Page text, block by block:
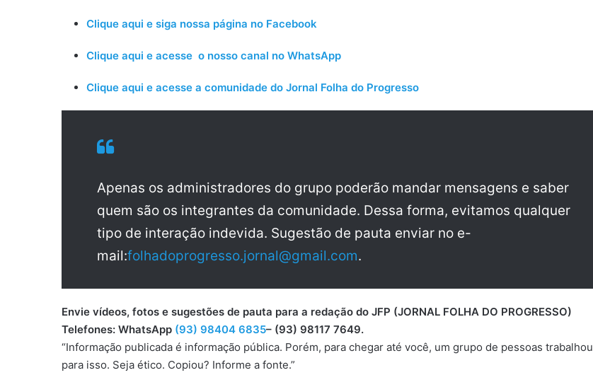
Clique aqui e siga nossa página no Facebook
Clique aqui e acesse o nosso canal no WhatsApp
Clique aqui e acesse a comunidade do Jornal Folha do Progresso
Apenas os administradores do grupo poderão mandar mensagens e saber
quem são os integrantes da comunidade. Dessa forma, evitamos qualquer
tipo de interação indevida. Sugestão de pauta enviar no e-
mail:folhadoprogresso.jornal@gmail.com.
Envie vídeos, fotos e sugestões de pauta para a redação do JFP (JORNAL FOLHA DO PROGRESSO)
Telefones: WhatsApp (93) 98404 6835– (93) 98117 7649.
“Informação publicada é informação pública. Porém, para chegar até você, um grupo de pessoas trabalhou
para isso. Seja ético. Copiou? Informe a fonte.”